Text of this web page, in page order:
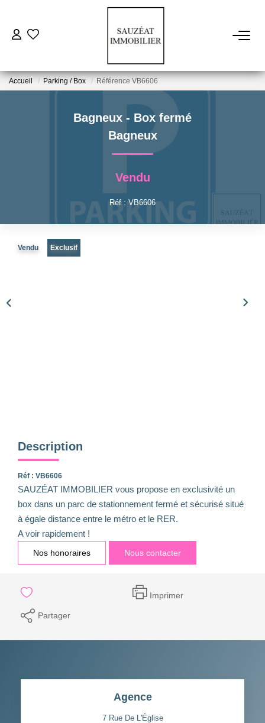
ESTIMER
FAIRE GÉRER
Accueil Parking / Box Référence VB6606
Bagneux - Box fermé
Bagneux
Vendu
Réf : VB6606
Vendu Exclusif
Description
Réf : VB6606
SAUZÉAT IMMOBILIER vous propose en exclusivité un
box dans un parc de stationnement fermé et sécurisé situé
à égale distance entre le métro et le RER.
A voir rapidement !
Nos honoraires Nous contacter
Imprimer
Partager
Agence
7 Rue De L'Église